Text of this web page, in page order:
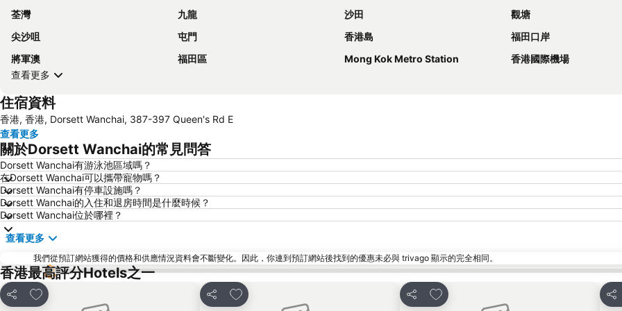
荃灣 九龍 沙田
觀塘
尖沙咀
屯門 香港島
福田口岸
將軍澳
福田區 Mong Kok Metro Station
香港國際機場
查看更多
住宿資料
香港, 香港, Dorsett Wanchai, 387-397 Queen's Rd E
查看更多
關於Dorsett Wanchai的常見問答
Dorsett Wanchai有游泳池區域嗎？
在Dorsett Wanchai可以攜帶寵物嗎？
Dorsett Wanchai有停車設施嗎？
Dorsett Wanchai的入住和退房時間是什麼時候？
Dorsett Wanchai位於哪裡？
查看更多
我們從預訂網站獲得的價格和供應情況資料會不斷變化。因此，你連到預訂網站後找到的優惠未必與 trivago 顯示的完全相同。
香港最高評分Hotels之一
分享
放到收藏夾
分享
放到收藏夾
分享
放到收藏夾
分